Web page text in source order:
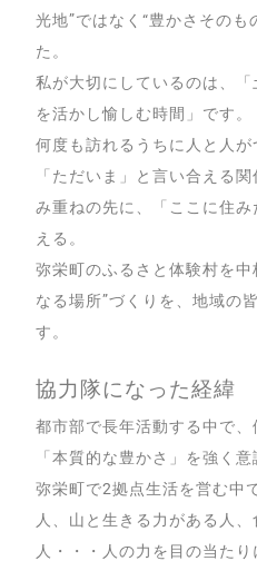
光地”ではなく“豊かさそのも
た。
私が大切にしているのは、
を活かし愉しむ時間」です。
何度も訪れるうちに人と人が
「ただいま」と言い合える
み重ねの先に、「ここに住
える。
弥栄町のふるさと体験村を中
なる場所”づくりを、地域の
す。
協力隊になった経緯
都市部で長年活動する中で
「本質的な豊かさ」を強く
弥栄町で2拠点生活を営む中
人、山と生きる力がある人
人・・・人の力を目の当た